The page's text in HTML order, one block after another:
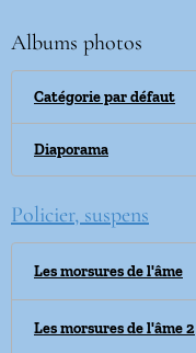
Albums photos
Catégorie par défaut
Diaporama
Policier, suspens
Les morsures de l'âme
Les morsures de l'âme 2